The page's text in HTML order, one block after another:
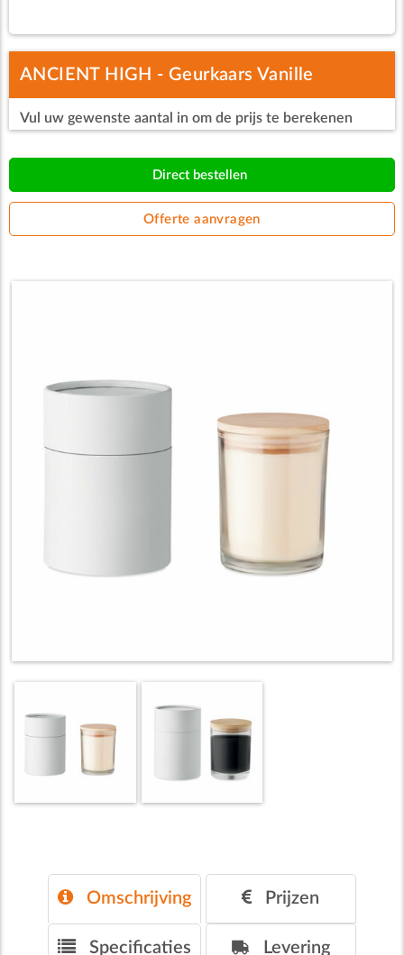
ANCIENT HIGH - Geurkaars Vanille
Vul uw gewenste aantal in om de prijs te berekenen
Direct bestellen
Offerte aanvragen
Omschrijving Prijzen
Specificaties Levering